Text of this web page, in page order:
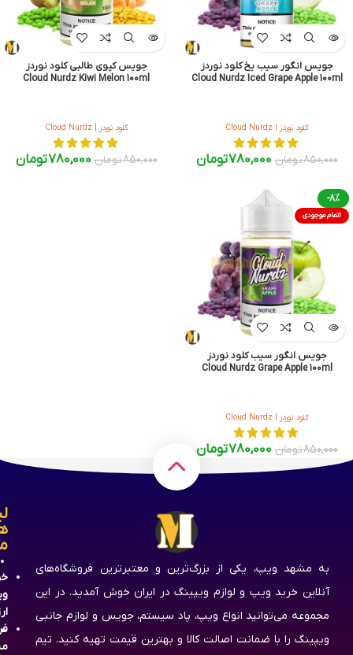
جویس انگور سیب یخ کلود نوردز
Cloud Nurdz Iced Grape Apple 100ml
کلود نوردز | Cloud Nurdz
850,000تومان 780,000تومان
جویس کیوی طالبی کلود نوردز
Cloud Nurdz Kiwi Melon 100ml
کلود نوردز | Cloud Nurdz
850,000تومان 780,000تومان
-8%
اتمام موجودی
جویس انگور سیب کلود نوردز
Cloud Nurdz Grape Apple 100ml
کلود نوردز | Cloud Nurdz
850,000تومان 780,000تومان
به مشهد ویپ، یکی از بزرگ‌ترین و معتبرترین فروشگاه‌های
آنلاین خرید ویپ و لوازم ویپینگ در ایران خوش آمدید. در این
مجموعه می‌توانید انواع ویپ، پاد سیستم، جویس و لوازم جانبی
ویپینگ را با ضمانت اصالت کالا و بهترین قیمت تهیه کنید. تیم